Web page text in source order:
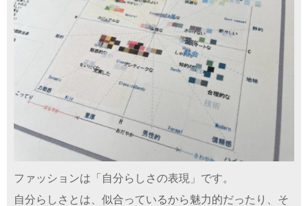
ファッションは「自分らしさの表現」です。
自分らしさとは、似合っているから魅力的だったり、そ